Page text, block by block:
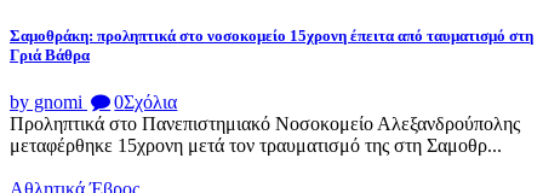
Σαμοθράκη: προληπτικά στο νοσοκομείο 15χρονη έπειτα από ταυματισμό στη
Γριά Βάθρα
by gnomi 0Σχόλια
Προληπτικά στο Πανεπιστημιακό Νοσοκομείο Αλεξανδρούπολης
μεταφέρθηκε 15χρονη μετά τον τραυματισμό της στη Σαμοθρ...
Αθλητικά Έβρος